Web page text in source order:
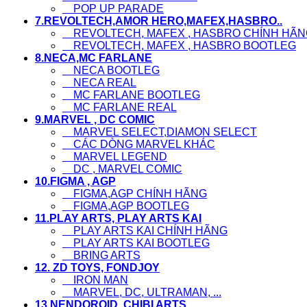
POP UP PARADE
7.REVOLTECH,AMOR HERO,MAFEX,HASBRO..
REVOLTECH, MAFEX , HASBRO CHÍNH
REVOLTECH, MAFEX , HASBRO BOOTLEG
8.NECA,MC FARLANE
NECA BOOTLEG
NECA REAL
MC FARLANE BOOTLEG
MC FARLANE REAL
9.MARVEL , DC COMIC
MARVEL SELECT,DIAMON SELECT
CÁC DÒNG MARVEL KHÁC
MARVEL LEGEND
DC , MARVEL COMIC
10.FIGMA , AGP
FIGMA,AGP CHÍNH HÃNG
FIGMA,AGP BOOTLEG
11.PLAY ARTS, PLAY ARTS KAI
PLAY ARTS KAI CHÍNH HÃNG
PLAY ARTS KAI BOOTLEG
BRING ARTS
12. ZD TOYS, FONDJOY
IRON MAN
MARVEL, DC, ULTRAMAN, ...